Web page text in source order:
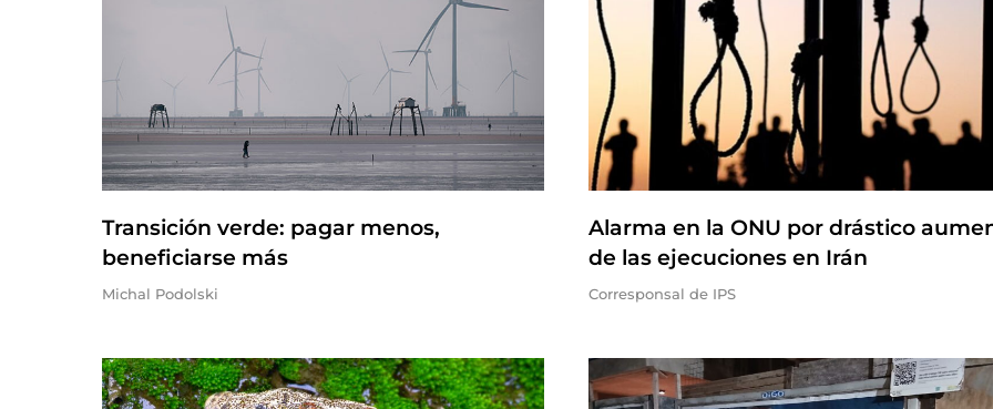
Transición verde: pagar menos,
beneficiarse más
Michal Podolski
Alarma en la ONU por drástico
de las ejecuciones en Irán
Corresponsal de IPS